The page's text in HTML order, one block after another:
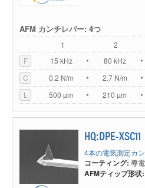
AFM カンチレバー: 4つ
1 2
F
15 kHz 80 kHz
C
0.2 N/m 2.7 N/m
L
500 µm 210 µm
HQ:DPE-XSC11
4本の電気測定カ
コーティング: 導
AFMティップ形状: